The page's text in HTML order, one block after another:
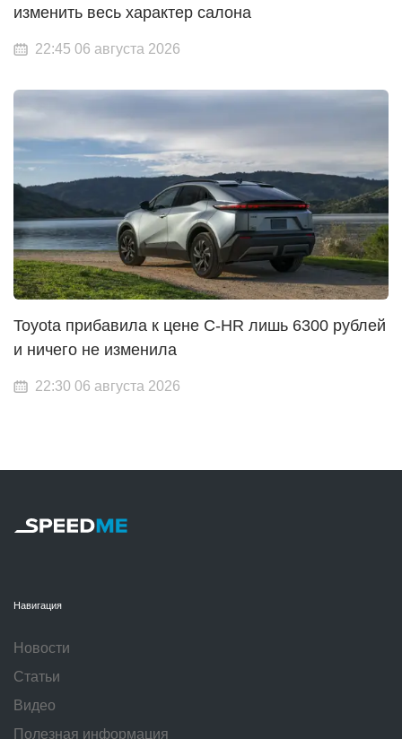
изменить весь характер салона
22:45 06 августа 2026
Toyota прибавила к цене C-HR лишь 6300 рублей
и ничего не изменила
22:30 06 августа 2026
Навигация
Новости
Статьи
Видео
Полезная информация